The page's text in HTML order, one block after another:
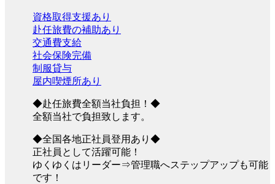
資格取得支援あり
赴任旅費の補助あり
交通費支給
社会保険完備
制服貸与
屋内喫煙所あり
◆赴任旅費全額当社負担！◆
全額当社で負担致します。
◆全国各地正社員登用あり◆
正社員として活躍可能！
ゆくゆくはリーダー⇒管理職へステップアップも可能
です！